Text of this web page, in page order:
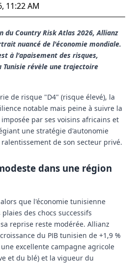
11:22 AM
du Country Risk Atlas 2026, Allianz
nuancé de l'économie mondiale.
à l'apaisement des risques,
Tunisie révèle une trajectoire
de risque "D4" (risque élevé), la
notable mais peine à suivre la
par ses voisins africains et
une stratégie d'autonomie
de son secteur privé.
dans une région
que l'économie tunisienne
des chocs successifs
reprise reste modérée. Allianz
du PIB tunisien de +1,9 %
excellente campagne agricole
et du blé) et la vigueur du